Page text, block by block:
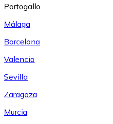
Portogallo
Málaga
Barcelona
Valencia
Sevilla
Zaragoza
Murcia